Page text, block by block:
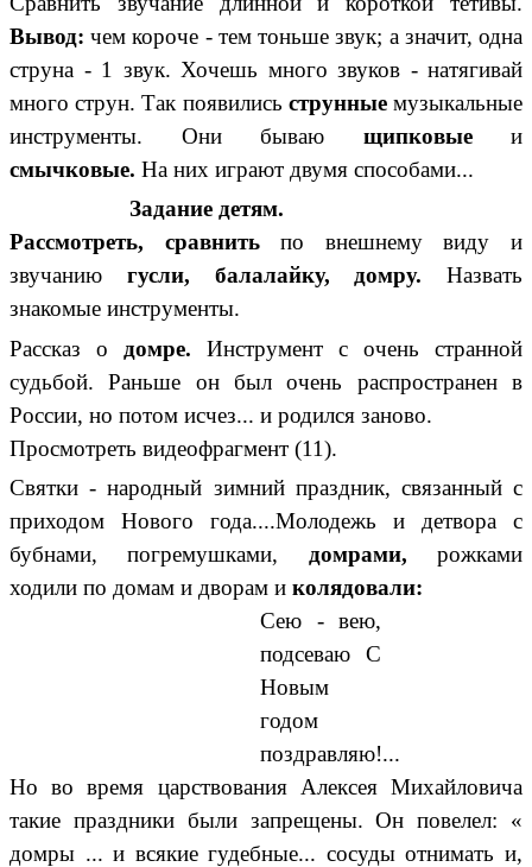
Вывод: чем короче - тем тоньше звук; а значит, одна
струна - 1 звук. Хочешь много звуков - натягивай
много струн. Так появились струнныемузыкальные
инструменты. Они бываю щипковые и
смычковые. На них играют двумя способами...
Задание детям.
Рассмотреть, сравнитьпо внешнему виду и
звучанию гусли, балалайку, домру. Назвать
знакомые инструменты.
Рассказ о домре. Инструмент с очень странной
судьбой. Раньше он был очень распространен в
России, но потом исчез... и родился заново.
Просмотреть видеофрагмент (11).
Святки - народный зимний праздник, связанный с
приходом Нового года....Молодежь и детвора с
бубнами, погремушками, домрами,рожками
ходили по домам и дворам и колядовали:
Сею - вею,
подсеваю С
Новым
годом
поздравляю!...
Но во время царствования Алексея Михайловича
такие праздники были запрещены. Он повелел: «
домры ... и всякие гудебные... сосуды отнимать и,